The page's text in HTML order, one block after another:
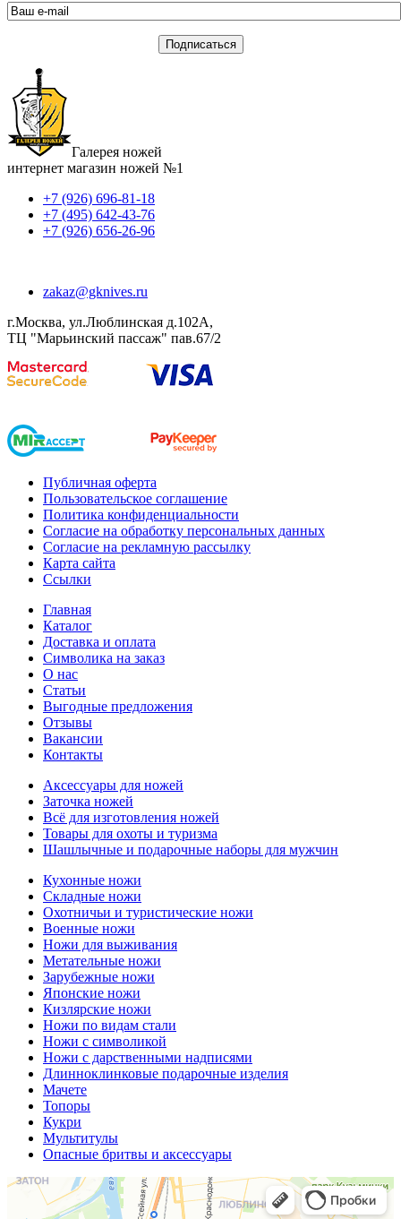
Галерея ножей
интернет магазин ножей №1
+7 (926) 696-81-18
+7 (495) 642-43-76
+7 (926) 656-26-96
zakaz@gknives.ru
г.Москва, ул.Люблинская д.102А,
ТЦ "Марьинский пассаж" пав.67/2
Публичная оферта
Пользовательское соглашение
Политика конфиденциальности
Согласие на обработку персональных данных
Согласие на рекламную рассылку
Карта сайта
Ссылки
Главная
Каталог
Доставка и оплата
Символика на заказ
О нас
Статьи
Выгодные предложения
Отзывы
Вакансии
Контакты
Аксессуары для ножей
Заточка ножей
Всё для изготовления ножей
Товары для охоты и туризма
Шашлычные и подарочные наборы для мужчин
Кухонные ножи
Складные ножи
Охотничьи и туристические ножи
Военные ножи
Ножи для выживания
Метательные ножи
Зарубежные ножи
Японские ножи
Кизлярские ножи
Ножи по видам стали
Ножи с символикой
Ножи с дарственными надписями
Длинноклинковые подарочные изделия
Мачете
Топоры
Кукри
Мультитулы
Опасные бритвы и аксессуары